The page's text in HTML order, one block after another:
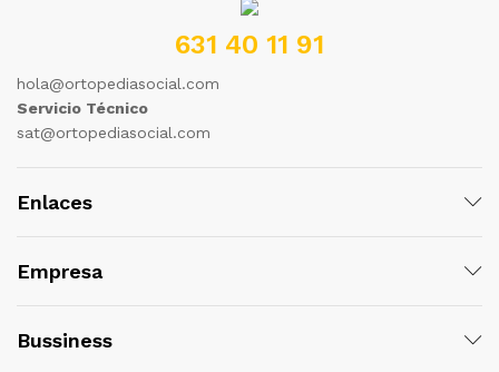
631 40 11 91
hola@ortopediasocial.com
Servicio Técnico
sat@ortopediasocial.com
Enlaces
Empresa
Bussiness